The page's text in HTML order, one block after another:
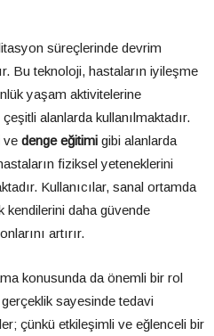
süreçlerinde devrim
Bu teknoloji, hastaların iyileşme
yaşam aktivitelerine
alanlarda kullanılmaktadır.
ve denge eğitimi gibi alanlarda
fiziksel yeteneklerini
Kullanıcılar, sanal ortamda
kendilerini daha güvende
artırır.
konusunda da önemli bir rol
sayesinde tedavi
çünkü etkileşimli ve eğlenceli bir